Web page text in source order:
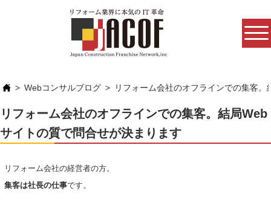
Webコンサルブログ リフォーム会社のオフラインでの集客
リフォーム会社のオフラインでの集客。結局Web
サイトの質で問合せが決まります
リフォーム会社の経営者の方。
集客は社長の仕事です。